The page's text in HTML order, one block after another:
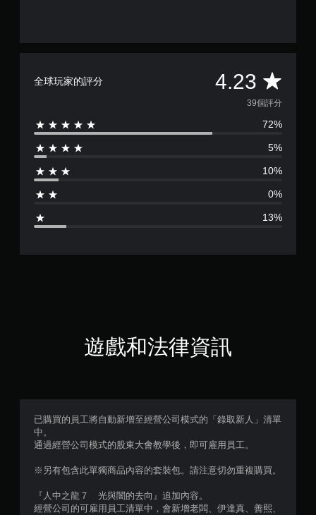
全球玩家的評分 4.23 平
均
評
分
4
2
分
顆
39個評分
72%
5%
10%
0%
13%
遊戲和法律資訊
已購買的員工將自動新增至經營公司模式的「錄取新人」清單
中。
通過經營公司模式的股東大會教學後，即可雇用員工。
※另有包含此單獨商品內容的套裝包。請注意切勿重複購買。
『人中之龍７ 光與闇的去向』追加內容。
經營公司的可雇用員工清單中，會新增老闆、伊達真、善熙、